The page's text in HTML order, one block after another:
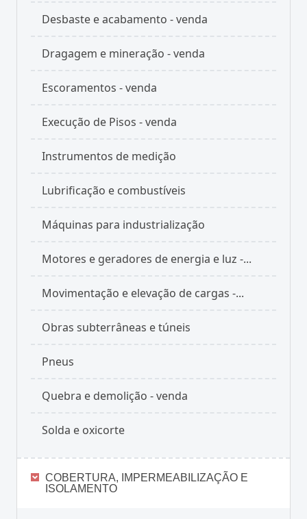
Desbaste e acabamento - venda
Dragagem e mineração - venda
Escoramentos - venda
Execução de Pisos - venda
Instrumentos de medição
Lubrificação e combustíveis
Máquinas para industrialização
Motores e geradores de energia e luz -...
Movimentação e elevação de cargas -...
Obras subterrâneas e túneis
Pneus
Quebra e demolição - venda
Solda e oxicorte
COBERTURA, IMPERMEABILIZAÇÃO E
ISOLAMENTO